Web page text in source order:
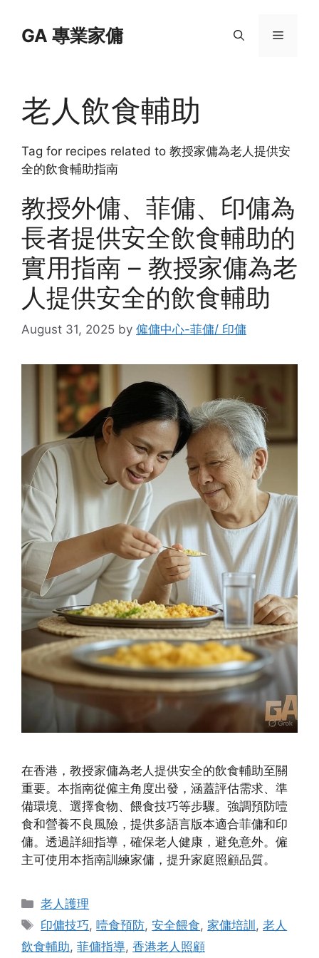
contentGA 專業家傭 Menu
老人飲食輔助
Tag for recipes related to 教授家傭為老人提供安
全的飲食輔助指南
教授外傭、菲傭、印傭為
長者提供安全飲食輔助的
實用指南 – 教授家傭為老
人提供安全的飲食輔助
August 31, 2025 by 僱傭中心-菲傭/ 印傭
在香港，教授家傭為老人提供安全的飲食輔助至關
重要。本指南從僱主角度出發，涵蓋評估需求、準
備環境、選擇食物、餵食技巧等步驟。強調預防噎
食和營養不良風險，提供多語言版本適合菲傭和印
傭。透過詳細指導，確保老人健康，避免意外。僱
主可使用本指南訓練家傭，提升家庭照顧品質。
Categories
老人護理
Tags
印傭技巧,噎食預防,安全餵食, 家傭培訓 ,老人
飲食輔助, 菲傭指導, 香港老人照顧